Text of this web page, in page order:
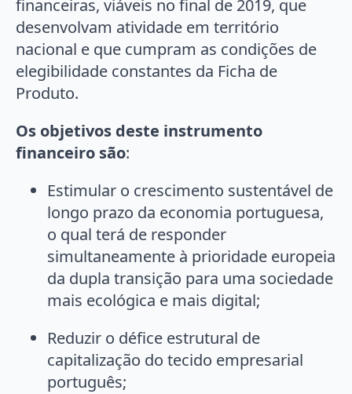
financeiras, viáveis no final de 2019, que
desenvolvam atividade em território
nacional e que cumpram as condições de
elegibilidade constantes da Ficha de
Produto.
Os objetivos deste instrumento
financeiro são:
Estimular o crescimento sustentável de
longo prazo da economia portuguesa,
o qual terá de responder
simultaneamente à prioridade europeia
da dupla transição para uma sociedade
mais ecológica e mais digital;
Reduzir o défice estrutural de
capitalização do tecido empresarial
português;